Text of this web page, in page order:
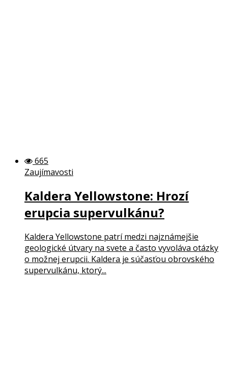
665
Zaujímavosti
Kaldera Yellowstone: Hrozí
erupcia supervulkánu?
Kaldera Yellowstone patrí medzi najznámejšie
geologické útvary na svete a často vyvoláva otázky
o možnej erupcii. Kaldera je súčasťou obrovského
supervulkánu, ktorý...